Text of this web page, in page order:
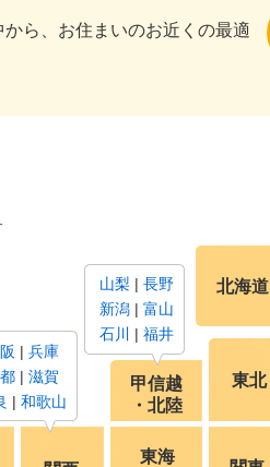
ら、お住まいのお近くの最適
北海道
東北
甲信越
・北陸
山梨
長野
新潟
富山
石川
福井
東海
兵庫
滋賀
和歌山